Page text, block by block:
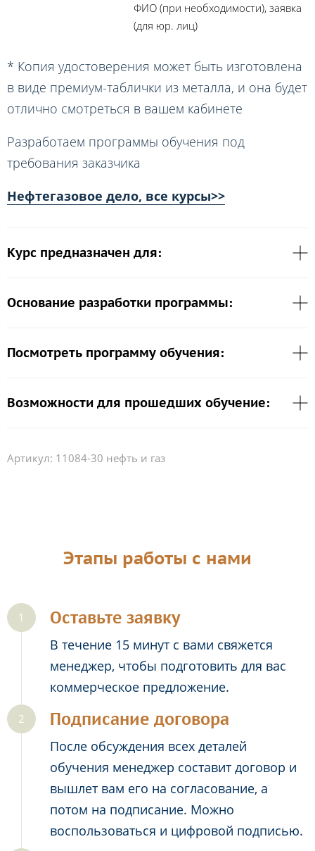
ФИО (при необходимости), заявка
(для юр. лиц)
* Копия удостоверения может быть изготовлена
в виде премиум-таблички из металла, и она будет
отлично смотреться в вашем кабинете
Разработаем программы обучения под
требования заказчика
Нефтегазовое дело, все курсы>>
Курс предназначен для:
Основание разработки программы:
Посмотреть программу обучения:
Возможности для прошедших обучение:
Артикул: 11084-30 нефть и газ
Этапы работы с нами
Оставьте заявку
В течение 15 минут с вами свяжется
менеджер, чтобы подготовить для вас
коммерческое предложение.
Подписание договора
После обсуждения всех деталей
обучения менеджер составит договор и
вышлет вам его на согласование, а
потом на подписание. Можно
воспользоваться и цифровой подписью.